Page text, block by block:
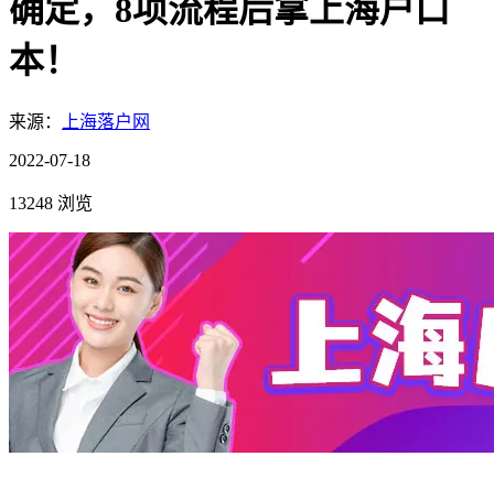
确定，8项流程后拿上海户口
本！
来源： 上海落户网
2022-07-18
13248 浏览